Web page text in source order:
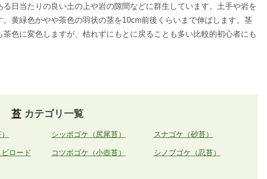
日当たりの良い土の上や岩の隙間などに群生しています。土手や岩を
黄緑色かやや茶色の羽状の茎を10cm前後くらいまで伸ばします。茎
色に変色しますが、枯れずにもとに戻ることも多い比較的初心者にも
苔 カテゴリ一覧
シッポゴケ（尻尾苔） スナゴケ（砂苔）
ロード
コツボゴケ（小壺苔） シノブゴケ（忍苔）